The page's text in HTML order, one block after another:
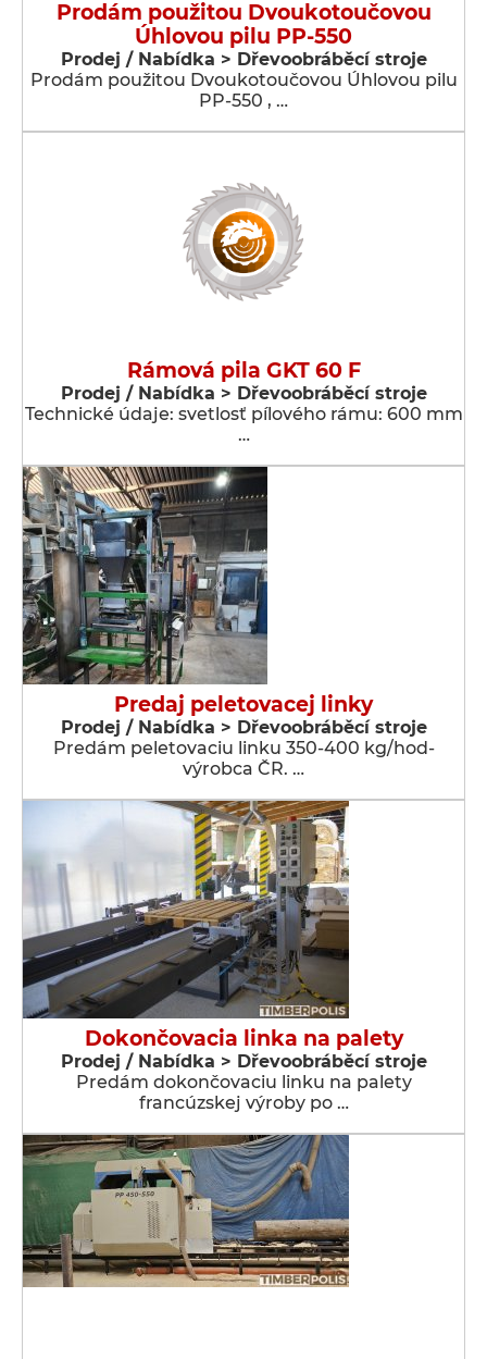
Prodám použitou Dvoukotoučovou
Úhlovou pilu PP-550
Prodej / Nabídka > Dřevoobráběcí stroje
Prodám použitou Dvoukotoučovou Úhlovou pilu
PP-550 , …
Rámová pila GKT 60 F
Prodej / Nabídka > Dřevoobráběcí stroje
Technické údaje: svetlosť pílového rámu: 600 mm
…
Predaj peletovacej linky
Prodej / Nabídka > Dřevoobráběcí stroje
Predám peletovaciu linku 350-400 kg/hod-
výrobca ČR. …
Dokončovacia linka na palety
Prodej / Nabídka > Dřevoobráběcí stroje
Predám dokončovaciu linku na palety
francúzskej výroby po …